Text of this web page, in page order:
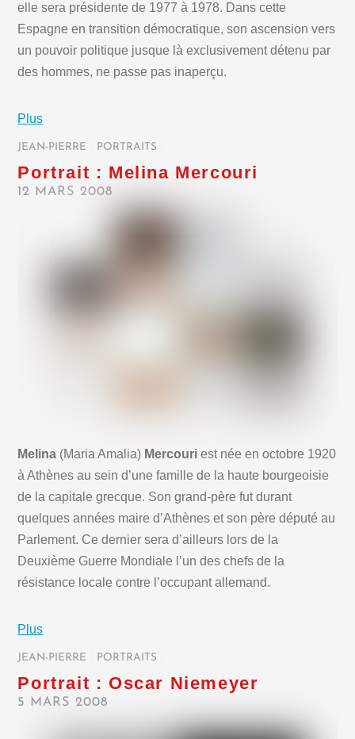
elle sera présidente de 1977 à 1978. Dans cette
Espagne en transition démocratique, son ascension vers
un pouvoir politique jusque là exclusivement détenu par
des hommes, ne passe pas inaperçu.
Plus
JEAN-PIERRE PORTRAITS
Portrait : Melina Mercouri
12 MARS 2008
Melina (Maria Amalia) Mercouri est née en octobre 1920
à Athènes au sein d’une famille de la haute bourgeoisie
de la capitale grecque. Son grand-père fut durant
quelques années maire d’Athènes et son père député au
Parlement. Ce dernier sera d’ailleurs lors de la
Deuxième Guerre Mondiale l’un des chefs de la
résistance locale contre l’occupant allemand.
Plus
JEAN-PIERRE PORTRAITS
Portrait : Oscar Niemeyer
5 MARS 2008